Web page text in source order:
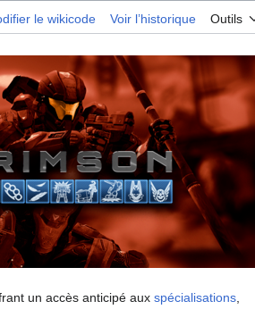
le wikicode Voir l’historique Outils
un accès anticipé aux spécialisations